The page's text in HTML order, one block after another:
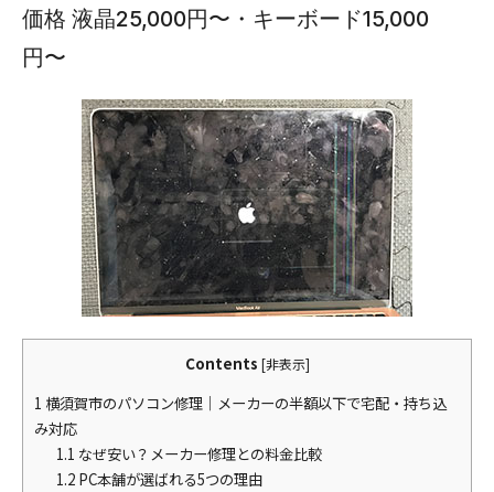
価格 液晶25,000円〜・キーボード15,000
円〜
Contents [非表示]
1 横須賀市のパソコン修理｜メーカーの半額以下で宅配・持ち込
み対応
1.1 なぜ安い？メーカー修理との料金比較
1.2PC本舗が選ばれる5つの理由